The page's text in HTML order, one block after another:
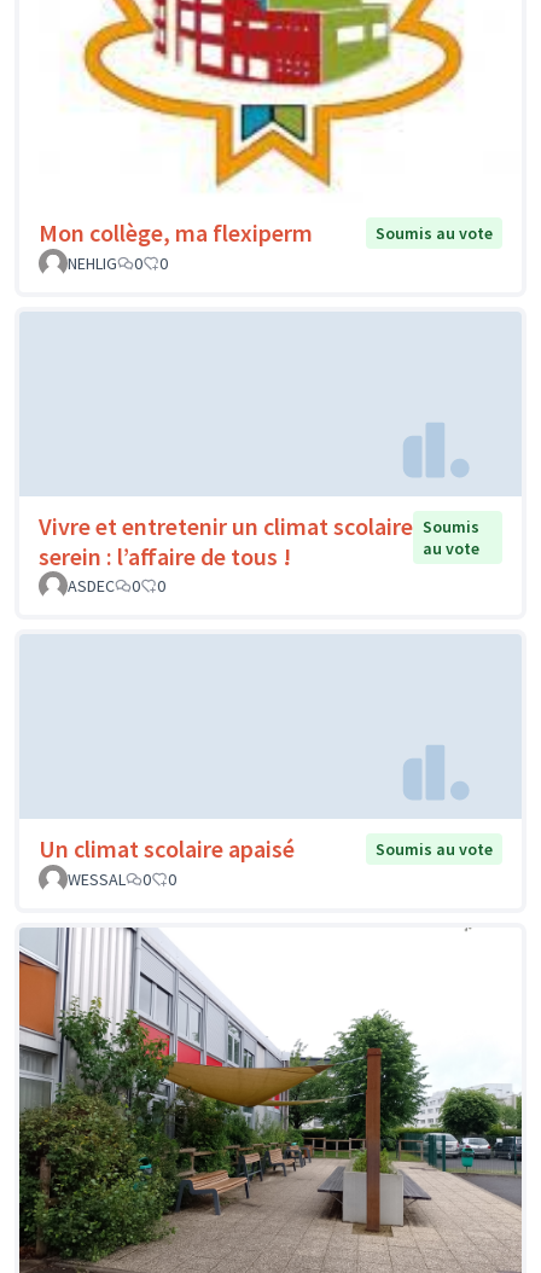
Mon collège, ma flexiperm
Soumis au vote
NEHLIG
0 0
Vivre et entretenir un climat scolaire
serein : l’affaire de tous !
Soumis
au vote
ASDEC
0 0
Un climat scolaire apaisé
Soumis au vote
WESSAL
0 0